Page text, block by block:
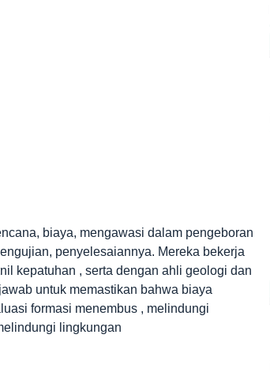
biaya, mengawasi dalam pengeboran
penyelesaiannya. Mereka bekerja
kepatuhan , serta dengan ahli geologi dan
untuk memastikan bahwa biaya
formasi menembus , melindungi
lingkungan